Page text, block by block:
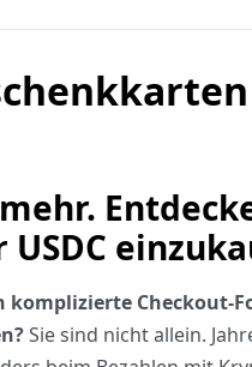
komplizierte
Sie sind nicht allein.